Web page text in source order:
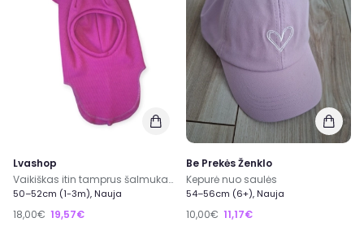
Lvashop
Vaikiškas itin tamprus šalmukas - kepurė rib ruduo pavasaris
50–52cm (1-3m), Nauja
18,00€ 19,57€
Be Prekės Ženklo
Kepurė nuo saulės
54–56cm (6+), Nauja
10,00€ 11,17€